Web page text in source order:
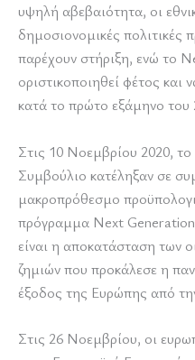
υψηλή αβεβαιότητα, οι
δημοσιονομικές πολιτικές
παρέχουν στήριξη, ενώ το
οριστικοποιηθεί φέτος
κατά το πρώτο εξάμηνο του
Στις 10 Νοεμβρίου 2020,
Συμβούλιο κατέληξαν σε
μακροπρόθεσμο
πρόγραμμα Next Generation
είναι η αποκατάσταση των
ζημιών που προκάλεσε η
έξοδος της Ευρώπης από
Στις 26 Νοεμβρίου, οι